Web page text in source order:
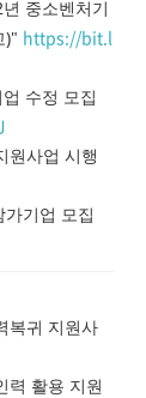
중소벤처기
)" https://bit.l
수정 모집
원사업 시행
기업 모집
복귀 지원사
력 활용 지원